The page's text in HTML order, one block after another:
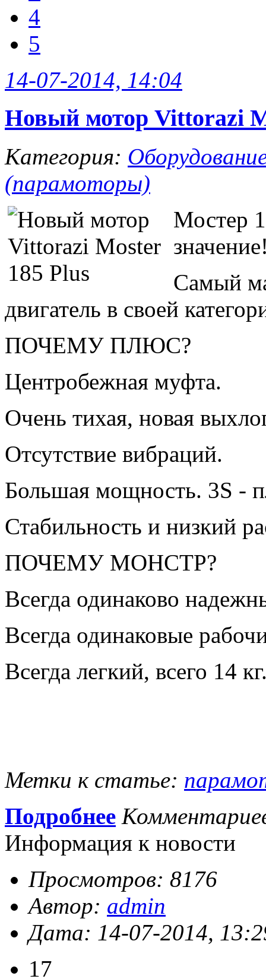
4
5
14-07-2014, 14:04
Новый мотор Vittorazi
Категория:
(парамоторы)
Мостер
Самый
двигатель в своей
ПОЧЕМУ ПЛЮС?
Центробежная муфта.
Очень тихая, новая
Отсутствие вибраций.
Большая мощность. 3S -
Стабильность и низкий
ПОЧЕМУ МОНСТР?
Всегда одинаково
Всегда одинаковые
Всегда легкий, всего 14
Метки к статье:
Подробнее
Информация к новости
Просмотров: 8176
Автор: admin
Дата: 14-07-2014,
17